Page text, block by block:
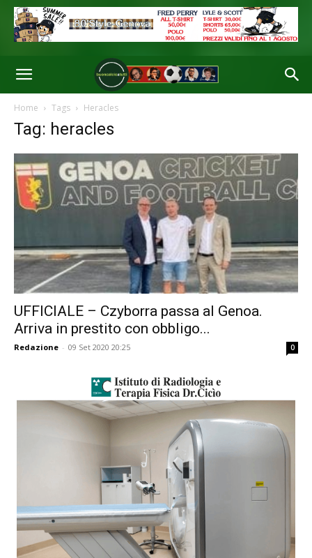
Home Tags Heracles
Tag: heracles
UFFICIALE – Czyborra passa al Genoa.
Arriva in prestito con obbligo...
Redazione - 09 Set 2020 20:25 0